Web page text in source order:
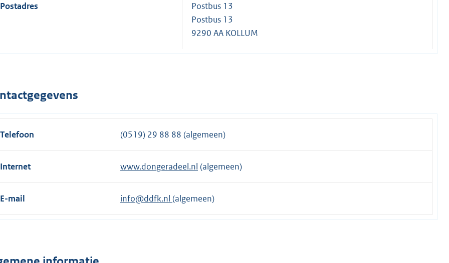
Postadres
Postbus 13
Postbus 13
9290 AA KOLLUM
Telefoon (0519) 29 88 88 (algemeen)
Internet www.dongeradeel.nl (algemeen)
E-mail info@ddfk.nl (algemeen)